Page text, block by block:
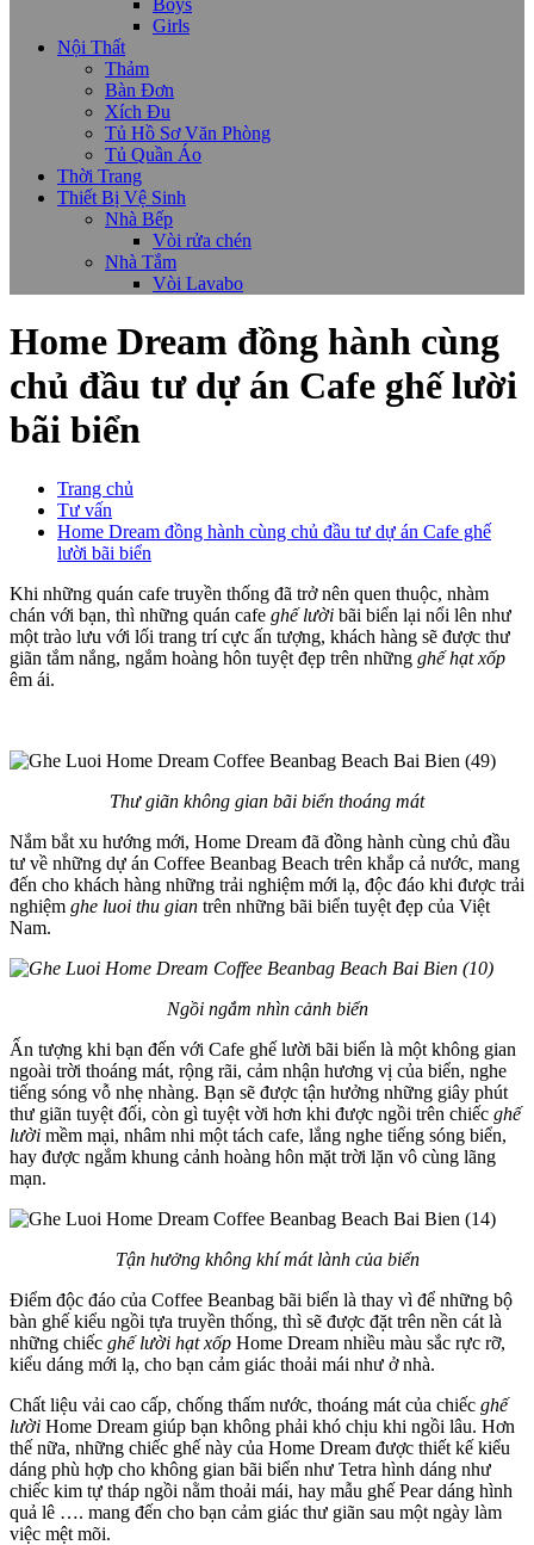
Boys
Girls
Nội Thất
Thảm
Bàn Đơn
Xích Đu
Tủ Hồ Sơ Văn Phòng
Tủ Quần Áo
Thời Trang
Thiết Bị Vệ Sinh
Nhà Bếp
Vòi rửa chén
Nhà Tắm
Vòi Lavabo
Home Dream đồng hành cùng
chủ đầu tư dự án Cafe ghế lười
bãi biển
Trang chủ
Tư vấn
Home Dream đồng hành cùng chủ đầu tư dự án Cafe ghế
lười bãi biển
Khi những quán cafe truyền thống đã trở nên quen thuộc, nhàm
chán với bạn, thì những quán cafe ghế lười bãi biển lại nổi lên như
một trào lưu với lối trang trí cực ấn tượng, khách hàng sẽ được thư
giãn tắm nắng, ngắm hoàng hôn tuyệt đẹp trên những ghế hạt xốp
êm ái.
Thư giãn không gian bãi biển thoáng mát
Nắm bắt xu hướng mới, Home Dream đã đồng hành cùng chủ đầu
tư về những dự án Coffee Beanbag Beach trên khắp cả nước, mang
đến cho khách hàng những trải nghiệm mới lạ, độc đáo khi được trải
nghiệm ghe luoi thu gian trên những bãi biển tuyệt đẹp của Việt
Nam.
Ngồi ngắm nhìn cảnh biển
Ấn tượng khi bạn đến với Cafe ghế lười bãi biển là một không gian
ngoài trời thoáng mát, rộng rãi, cảm nhận hương vị của biển, nghe
tiếng sóng vỗ nhẹ nhàng. Bạn sẽ được tận hưởng những giây phút
thư giãn tuyệt đối, còn gì tuyệt vời hơn khi được ngồi trên chiếc ghế
lười mềm mại, nhâm nhi một tách cafe, lắng nghe tiếng sóng biển,
hay được ngắm khung cảnh hoàng hôn mặt trời lặn vô cùng lãng
mạn.
Tận hưởng không khí mát lành của biển
Điểm độc đáo của Coffee Beanbag bãi biển là thay vì để những bộ
bàn ghế kiểu ngồi tựa truyền thống, thì sẽ được đặt trên nền cát là
những chiếc ghế lười hạt xốp Home Dream nhiều màu sắc rực rỡ,
kiểu dáng mới lạ, cho bạn cảm giác thoải mái như ở nhà.
Chất liệu vải cao cấp, chống thấm nước, thoáng mát của chiếc ghế
lười Home Dream giúp bạn không phải khó chịu khi ngồi lâu. Hơn
thế nữa, những chiếc ghế này của Home Dream được thiết kế kiểu
dáng phù hợp cho không gian bãi biển như Tetra hình dáng như
chiếc kim tự tháp ngồi nằm thoải mái, hay mẫu ghế Pear dáng hình
quả lê …. mang đến cho bạn cảm giác thư giãn sau một ngày làm
việc mệt mõi.